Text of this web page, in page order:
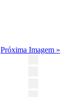
Próxima Imagem »